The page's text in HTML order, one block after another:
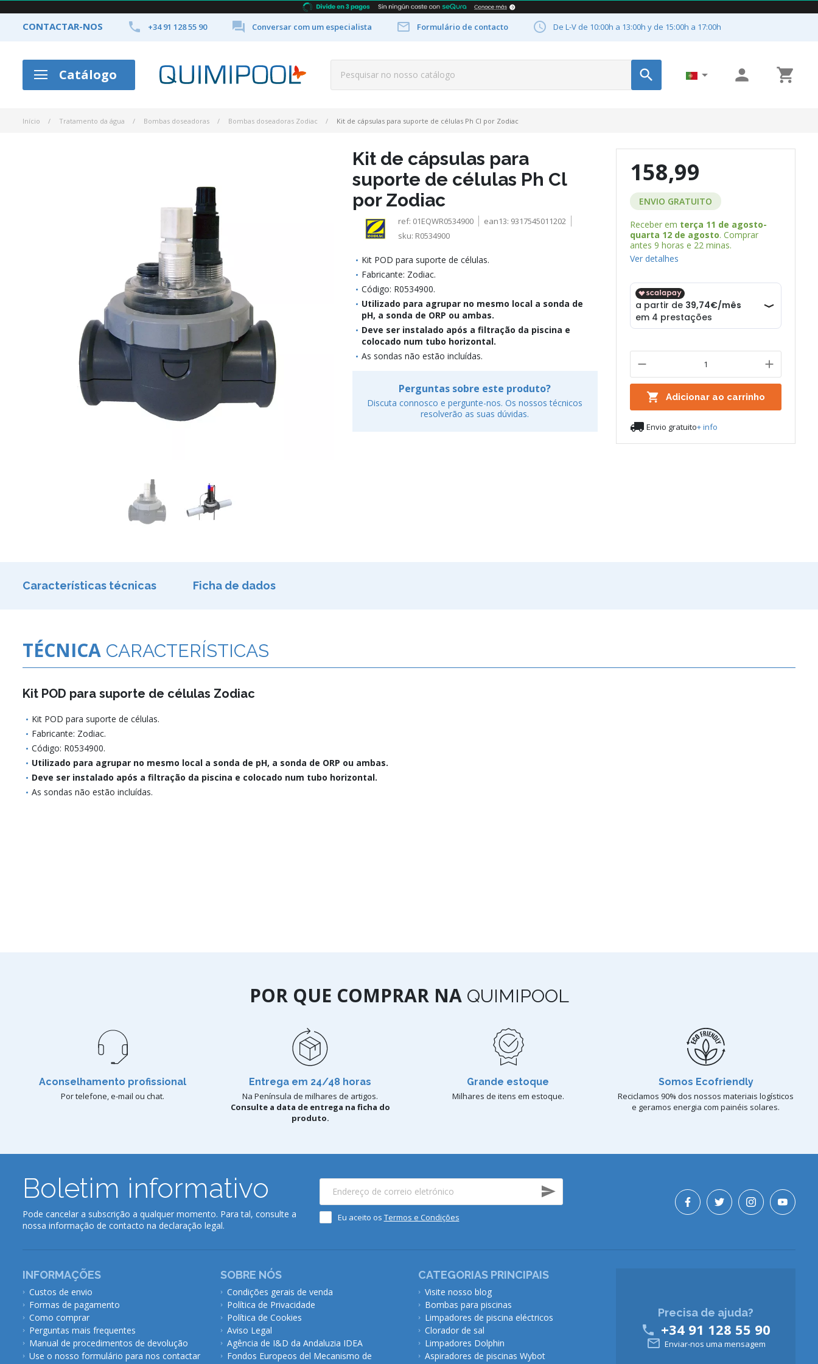
CONTACTAR-NOS  +34 91 128 55 90  Conversar com um especialista  Formulário de contacto  De L-V de 10:00h a 13:00h y de 15:00h a 17:00h
Catálogo    
Início Tratamento da água Bombas doseadoras Bombas doseadoras Zodiac Kit de cápsulas para suporte de células Ph Cl por Zodiac
Kit de cápsulas para
suporte de células Ph Cl
por Zodiac
ref: 01EQWR0534900 ean13: 9317545011202
sku: R0534900
Kit POD para suporte de células.
Fabricante: Zodiac.
Código: R0534900.
Utilizado para agrupar no mesmo local a sonda de
pH, a sonda de ORP ou ambas.
Deve ser instalado após a filtração da piscina e
colocado num tubo horizontal.
As sondas não estão incluídas.
Perguntas sobre este produto?
Discuta connosco e pergunte-nos. Os nossos técnicos
resolverão as suas dúvidas.
158,99
ENVIO GRATUITO
Receber em terça 11 de agosto-
quarta 12 de agosto. Comprar
antes 9 horas e 22 minas.
Ver detalhes
 Adicionar ao carrinho
 Envio gratuito+ info
Características técnicas Ficha de dados
TÉCNICA CARACTERÍSTICAS
Kit POD para suporte de células Zodiac
Kit POD para suporte de células.
Fabricante: Zodiac.
Código: R0534900.
Utilizado para agrupar no mesmo local a sonda de pH, a sonda de ORP ou ambas.
Deve ser instalado após a filtração da piscina e colocado num tubo horizontal.
As sondas não estão incluídas.
POR QUE COMPRAR NAQUIMIPOOL
Aconselhamento profissional
Por telefone, e-mail ou chat.
Entrega em 24/48 horas
Na Península de milhares de artigos.
Consulte a data de entrega na ficha do
produto.
Grande estoque
Milhares de itens em estoque.
Somos Ecofriendly
Reciclamos 90% dos nossos materiais logísticos
e geramos energia com painéis solares.
Boletim informativo
Pode cancelar a subscrição a qualquer momento. Para tal, consulte a
nossa informação de contacto na declaração legal.
Eu aceito os Termos e Condições
INFORMAÇÕES
Custos de envio
Formas de pagamento
Como comprar
Perguntas mais frequentes
Manual de procedimentos de devolução
Use o nosso formulário para nos contactar
SOBRE NÓS
Condições gerais de venda
Política de Privacidade
Política de Cookies
Aviso Legal
Agência de I&D da Andaluzia IDEA
Fondos Europeos del Mecanismo de
CATEGORIAS PRINCIPAIS
Visite nosso blog
Bombas para piscinas
Limpadores de piscina eléctricos
Clorador de sal
Limpadores Dolphin
Aspiradores de piscinas Wybot
Precisa de ajuda?
 +34 91 128 55 90
 Enviar-nos uma mensagem